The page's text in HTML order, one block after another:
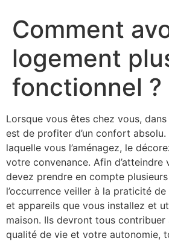
Comment
logement
fonctionnel ?
Lorsque vous êtes chez vous,
est de profiter d’un confort absolu.
laquelle vous l’aménagez, le
votre convenance. Afin
devez prendre en compte
l’occurrence veiller à la praticité
et appareils que vous installez et
maison. Ils devront tous
qualité de vie et votre autonomie,